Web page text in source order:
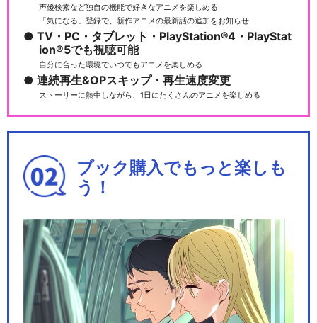
声優検索など独自の機能で好きなアニメを楽しめる
「気になる」登録で、新作アニメの最新話の追加をお知らせ
TV・PC・タブレット・PlayStation®4・PlayStat
ion®5でも視聴可能
自分に合った環境でいつでもアニメを楽しめる
連続再生&OPスキップ・再生速度変更
ストーリーに熱中しながら、1日にたくさんのアニメを楽しめる
ブック購入でもっと楽しも
う！